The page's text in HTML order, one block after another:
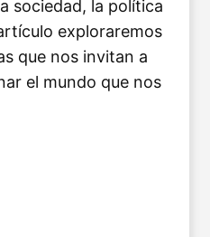
sociedad, la política
exploraremos
que nos invitan a
el mundo que nos